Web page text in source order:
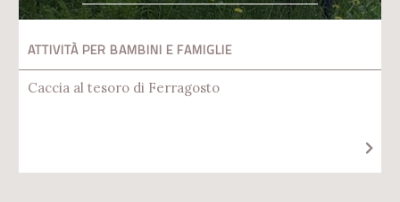
ATTIVITÀ PER BAMBINI E FAMIGLIE
Caccia al tesoro di Ferragosto